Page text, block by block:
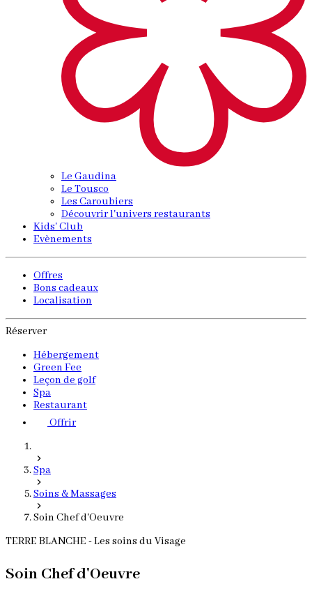
Le Gaudina
Le Tousco
Les Caroubiers
Découvrir l'univers restaurants
Kids' Club
Evènements
Offres
Bons cadeaux
Localisation
Réserver
Hébergement
Green Fee
Leçon de golf
Spa
Restaurant
Offrir
Spa
Soins & Massages
Soin Chef d'Oeuvre
TERRE BLANCHE - Les soins du Visage
Soin Chef d'Oeuvre